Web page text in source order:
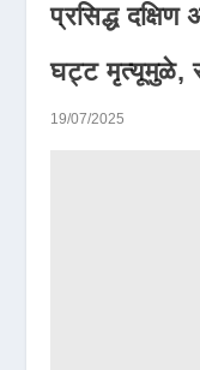
प्रसिद्ध दक्षिण
घट्ट मृत्यूमुळे,
19/07/2025